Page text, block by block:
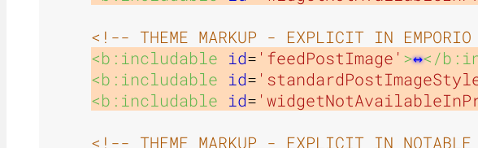
b
x
<!-- THEME MARKUP - EXPLICIT IN
<b:includable id= 'feedPostImage' > </
<b:includable id=
<b:includable id=
<!-- THEME MARKUP - EXPLICIT IN